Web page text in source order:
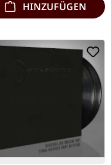
HINZUFÜGEN